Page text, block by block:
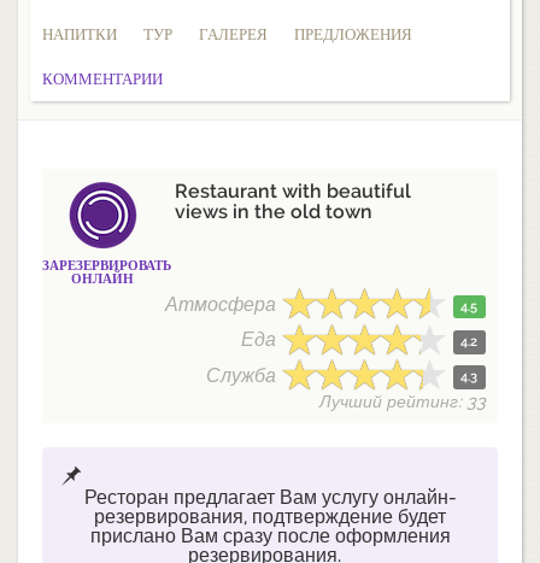
НАПИТКИ ТУР ГАЛЕРЕЯ ПРЕДЛОЖЕНИЯ
КОММЕНТАРИИ
ЗАРЕЗЕРВИРОВАТЬ
ОНЛАЙН
Restaurant with beautiful
views in the old town
Атмосфера 4.5
Еда 4.2
Служба 4.3
Лучший рейтинг: 33
Ресторан предлагает Вам услугу онлайн-
резервирования, подтверждение будет
прислано Вам сразу после оформления
резервирования.